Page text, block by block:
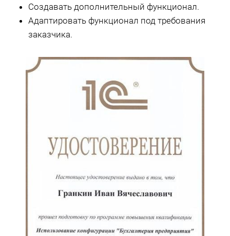
Создавать дополнительный функционал.
Адаптировать функционал под требования
заказчика.